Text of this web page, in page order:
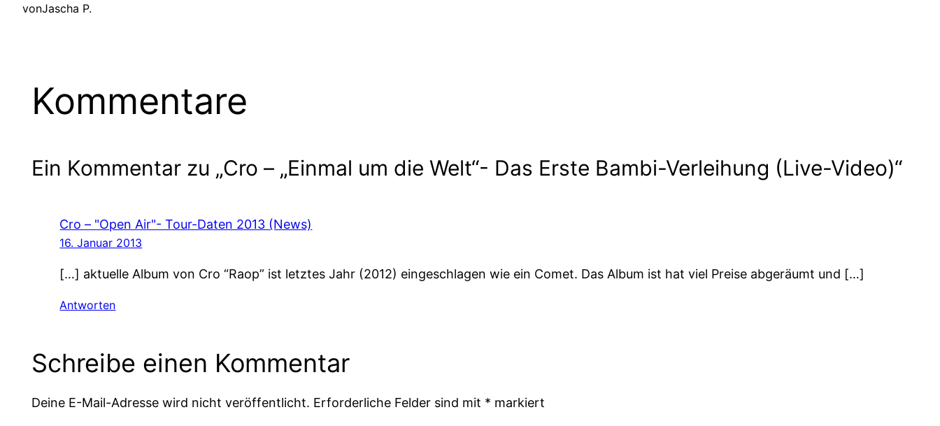
vonJascha P.
Kommentare
Ein Kommentar zu „Cro – „Einmal um die Welt“- Das Erste Bambi-Verleihung (Live-Video)“
Cro – "Open Air"- Tour-Daten 2013 (News)
16. Januar 2013
[…] aktuelle Album von Cro “Raop” ist letztes Jahr (2012) eingeschlagen wie ein Comet. Das Album ist hat viel Preise abgeräumt und […]
Antworten
Schreibe einen Kommentar
Deine E-Mail-Adresse wird nicht veröffentlicht. Erforderliche Felder sind mit * markiert